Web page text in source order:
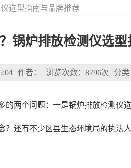
选型指南与品牌推荐
锅炉排放检测仪选
作者： 浏览次数：8796次 分
两个问题：一是锅炉排放检测仪
还有不少区县生态环境局的执法